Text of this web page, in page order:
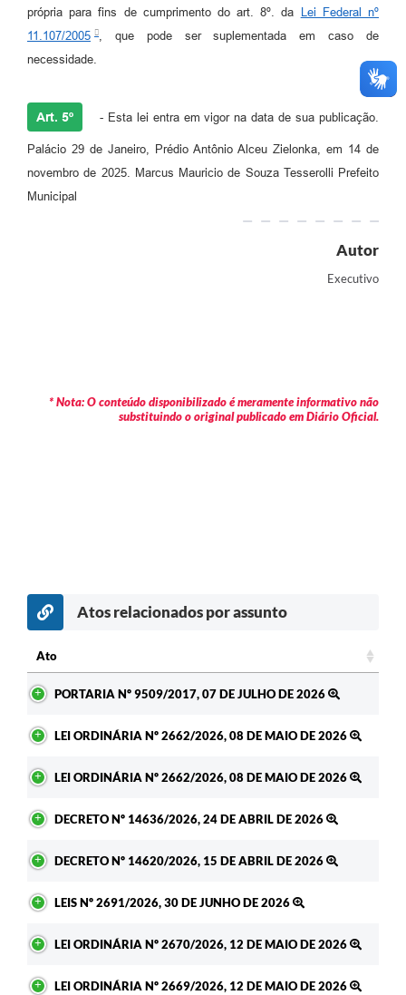
própria para fins de cumprimento do art. 8º. da
Lei Federal nº
11.107/2005
, que pode ser suplementada em caso de
necessidade.
Art. 5º - Esta lei entra em vigor na data de sua publicação.
Palácio 29 de Janeiro, Prédio Antônio Alceu Zielonka, em 14 de
novembro de 2025. Marcus Mauricio de Souza Tesserolli Prefeito
Municipal
Autor
Executivo
* Nota: O conteúdo disponibilizado é meramente informativo não
substituindo o original publicado em Diário Oficial.
Atos relacionados por assunto
Ato
PORTARIA Nº 9509/2017, 07 DE JULHO DE 2026
LEI ORDINÁRIA Nº 2662/2026, 08 DE MAIO DE 2026
LEI ORDINÁRIA Nº 2662/2026, 08 DE MAIO DE 2026
DECRETO Nº 14636/2026, 24 DE ABRIL DE 2026
DECRETO Nº 14620/2026, 15 DE ABRIL DE 2026
LEIS Nº 2691/2026, 30 DE JUNHO DE 2026
LEI ORDINÁRIA Nº 2670/2026, 12 DE MAIO DE 2026
LEI ORDINÁRIA Nº 2669/2026, 12 DE MAIO DE 2026